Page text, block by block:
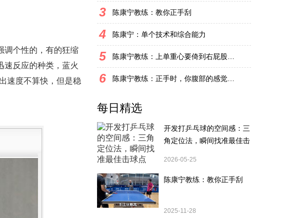
调个性的，有的狂缩
速反应的种类，蓝火
速度不算快，但是稳
3 陈康宁教练：教你正手刮
4 陈康宁：单个技术和综合能力
5
6
每日精选
开发打乒乓球的空间感：三
角定位法，瞬间找准最佳击
2026-05-25
陈康宁教练：教你正手刮
2025-11-28